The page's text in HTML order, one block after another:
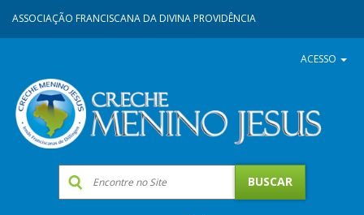
ASSOCIAÇÃO FRANCISCANA DA DIVINA PROVIDÊNCIA
ACESSO